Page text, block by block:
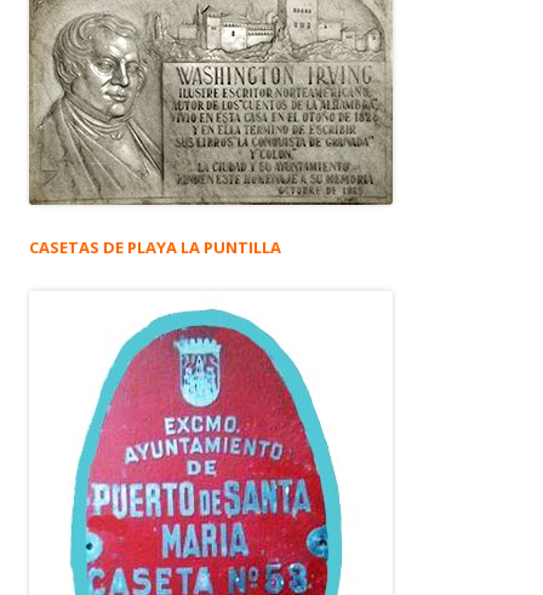
CASETAS DE PLAYA LA PUNTILLA